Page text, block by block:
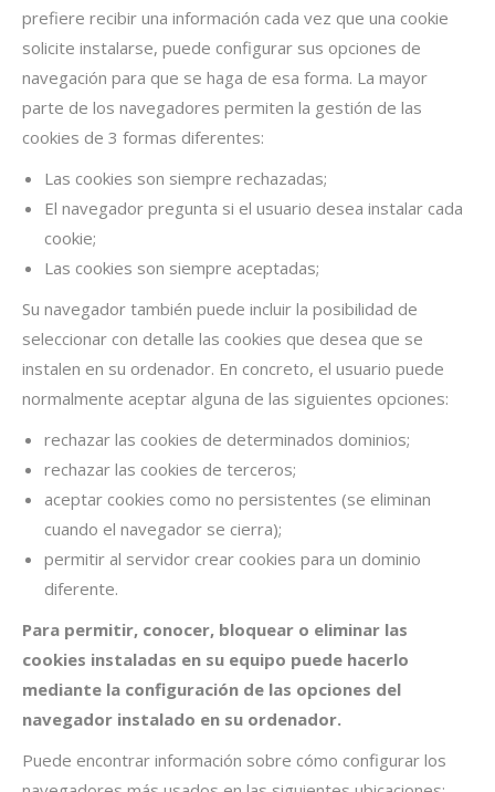
prefiere recibir una información cada vez que una cookie
solicite instalarse, puede configurar sus opciones de
navegación para que se haga de esa forma. La mayor
parte de los navegadores permiten la gestión de las
cookies de 3 formas diferentes:
Las cookies son siempre rechazadas;
El navegador pregunta si el usuario desea instalar cada
cookie;
Las cookies son siempre aceptadas;
Su navegador también puede incluir la posibilidad de
seleccionar con detalle las cookies que desea que se
instalen en su ordenador. En concreto, el usuario puede
normalmente aceptar alguna de las siguientes opciones:
rechazar las cookies de determinados dominios;
rechazar las cookies de terceros;
aceptar cookies como no persistentes (se eliminan
cuando el navegador se cierra);
permitir al servidor crear cookies para un dominio
diferente.
Para permitir, conocer, bloquear o eliminar las
cookies instaladas en su equipo puede hacerlo
mediante la configuración de las opciones del
navegador instalado en su ordenador.
Puede encontrar información sobre cómo configurar los